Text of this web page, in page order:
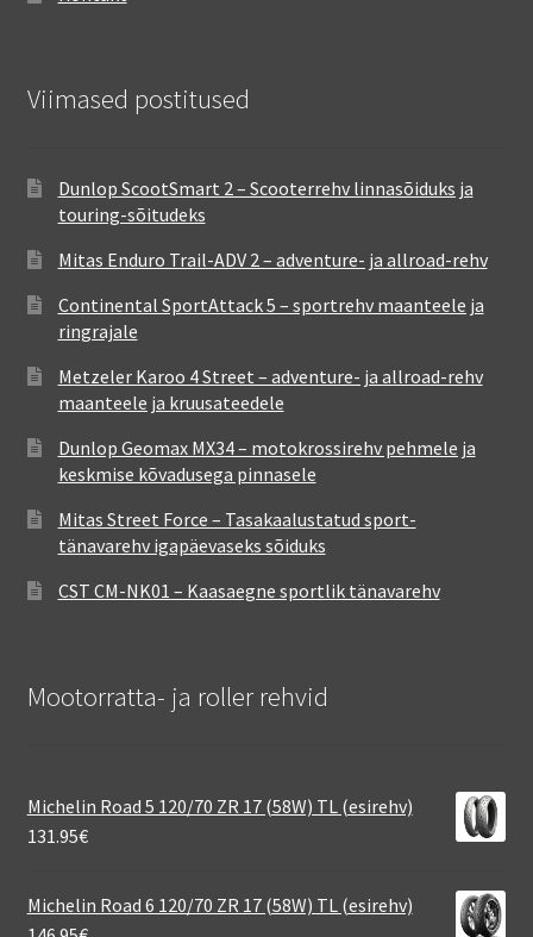
Viimased postitused
Dunlop ScootSmart 2 – Scooterrehv linnasõiduks ja
touring-sõitudeks
Mitas Enduro Trail-ADV 2 – adventure- ja allroad-rehv
Continental SportAttack 5 – sportrehv maanteele ja
ringrajale
Metzeler Karoo 4 Street – adventure- ja allroad-rehv
maanteele ja kruusateedele
Dunlop Geomax MX34 – motokrossirehv pehmele ja
keskmise kõvadusega pinnasele
Mitas Street Force – Tasakaalustatud sport-
tänavarehv igapäevaseks sõiduks
CST CM-NK01 – Kaasaegne sportlik tänavarehv
Mootorratta- ja roller rehvid
Michelin Road 5 120/70 ZR 17 (58W) TL (esirehv)
131.95€
Michelin Road 6 120/70 ZR 17 (58W) TL (esirehv)